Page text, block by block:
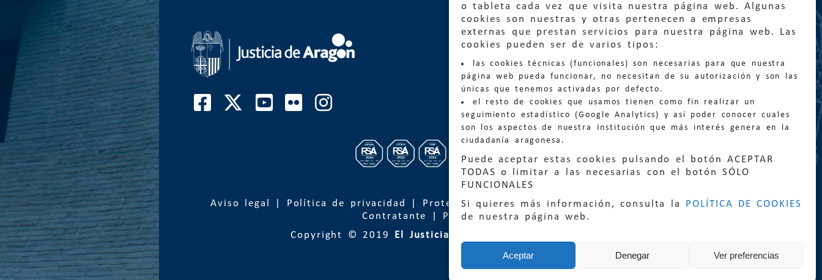
o tableta cada vez que visita nuestra página web. Algunas
cookies son nuestras y otras pertenecen a empresas
externas que prestan servicios para nuestra página web. Las
cookies pueden ser de varios tipos:
las cookies técnicas (funcionales) son necesarias para que nuestra
página web pueda funcionar, no necesitan de su autorización y son las
únicas que tenemos activadas por defecto.
el resto de cookies que usamos tienen como fin realizar un
seguimiento estadístico (Google Analytics) y así poder conocer cuales
son los aspectos de nuestra Institución que más interés genera en la
ciudadanía aragonesa.
Puede aceptar estas cookies pulsando el botón ACEPTAR
TODAS o limitar a las necesarias con el botón SÓLO
FUNCIONALES
Si quieres más información, consulta la
POLÍTICA DE COOKIES
de nuestra página web.
Aceptar Denegar Ver preferencias
Quejas:quejas@eljusticiadearagon.es
Información general:
informacion@eljusticiadearagon.es
Teléfonos: 900 210 210/ 976 399 354
Aviso legal Política de privacidad Protección de Datos| Declaración de accesibilidad|Perfil del
Contratante
Política de cookies |
Mapa web
Copyright © 2019 El Justicia de Aragón